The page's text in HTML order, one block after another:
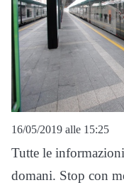
16/05/2019 alle 15:25
Tutte le
domani. Stop con